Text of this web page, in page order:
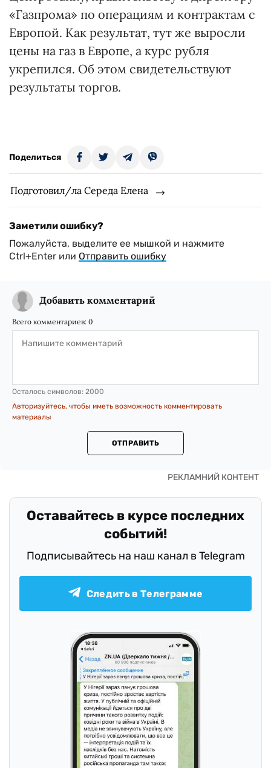
«Газпрома» по операциям и контрактам с
Европой. Как результат, тут же выросли
цены на газ в Европе, а курс рубля
укрепился. Об этом свидетельствуют
результаты торгов.
Поделиться
Подготовил/ла Середа Елена
Заметили ошибку?
Пожалуйста, выделите ее мышкой и нажмите
Ctrl+Enter или Отправить ошибку
Добавить комментарий
Всего комментариев: 0
Осталось символов: 2000
Авторизуйтесь, чтобы иметь возможность комментировать
материалы
ОТПРАВИТЬ
Оставайтесь в курсе последних
событий!
Подписывайтесь на наш канал в Telegram
Следить в Телеграмме